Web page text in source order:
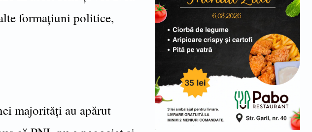
formațiuni politice,
majorități au apărut